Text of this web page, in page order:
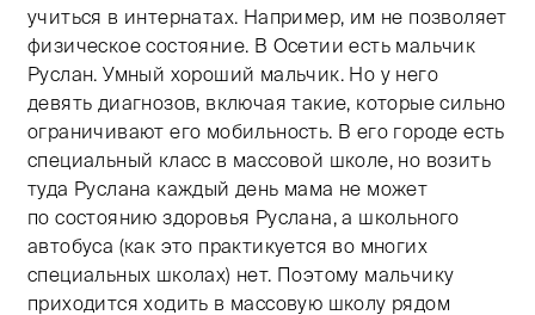
учиться в интернатах. Например, им не позволяет
физическое состояние. В Осетии есть мальчик
Руслан. Умный хороший мальчик. Но у него
девять диагнозов, включая такие, которые сильно
ограничивают его мобильность. В его городе есть
специальный класс в массовой школе, но возить
туда Руслана каждый день мама не может
по состоянию здоровья Руслана, а школьного
автобуса (как это практикуется во многих
специальных школах) нет. Поэтому мальчику
приходится ходить в массовую школу рядом